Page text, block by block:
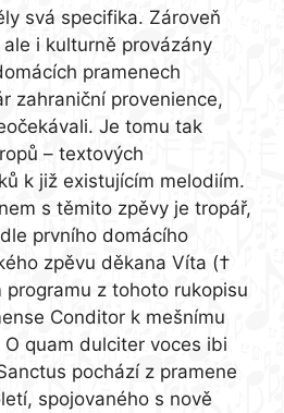
svá specifika. Zároveň
i kulturně provázány
pramenech
zahraniční provenience,
Je tomu tak
– textových
k již existujícím melodiím.
s těmito zpěvy je tropář,
prvního domácího
zpěvu děkana Víta (†
programu z tohoto rukopisu
Conditor k mešnímu
O quam dulciter voces ibi
pochází z pramene
spojovaného s nově